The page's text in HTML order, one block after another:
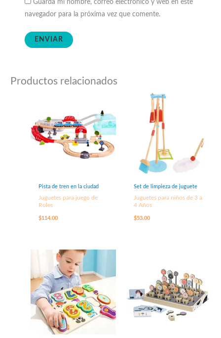
Guarda mi nombre, correo electrónico y web en este
navegador para la próxima vez que comente.
Productos relacionados
Pista de tren en la ciudad
Juguetes para juego de
Roles
$114.00
Set de limpieza de juguete
Juguetes para niños de 3 a
4 Años
$53.00